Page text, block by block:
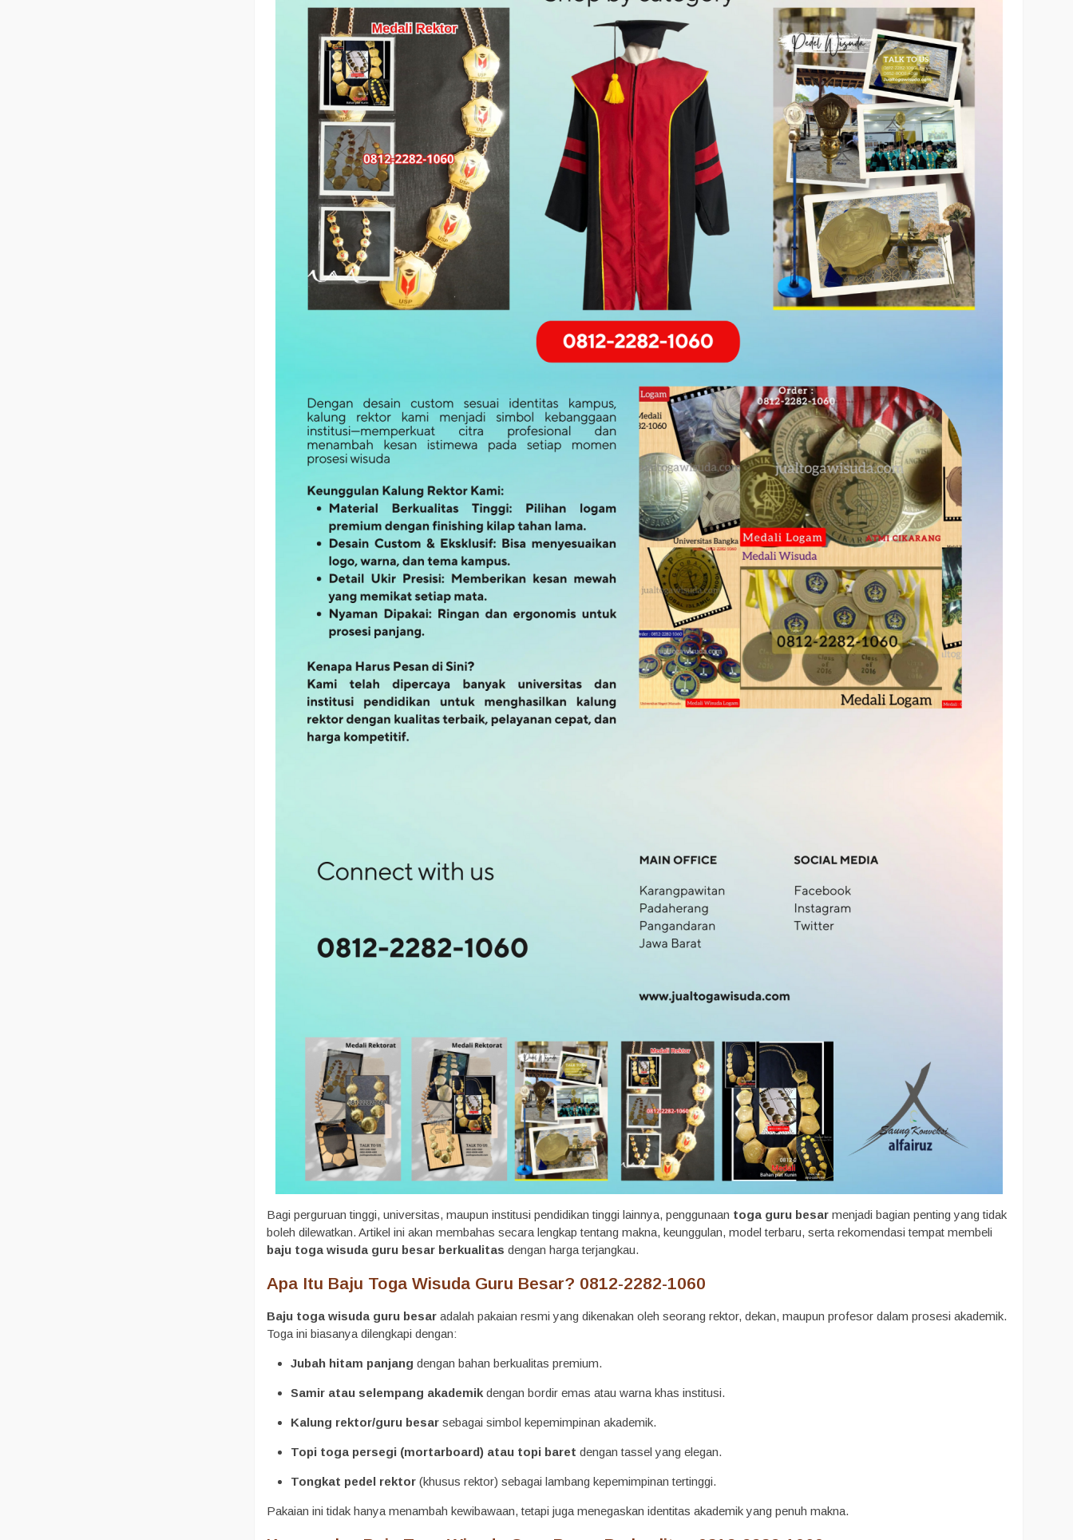
Bagi perguruan tinggi, universitas, maupun institusi pendidikan tinggi lainnya, penggunaan toga guru besar menjadi bagian penting yang tidak
boleh dilewatkan. Artikel ini akan membahas secara lengkap tentang makna, keunggulan, model terbaru, serta rekomendasi tempat membeli
baju toga wisuda guru besar berkualitas dengan harga terjangkau.
Apa Itu Baju Toga Wisuda Guru Besar? 0812-2282-1060
Baju toga wisuda guru besar adalah pakaian resmi yang dikenakan oleh seorang rektor, dekan, maupun profesor dalam prosesi akademik.
Toga ini biasanya dilengkapi dengan:
Jubah hitam panjang dengan bahan berkualitas premium.
Samir atau selempang akademik dengan bordir emas atau warna khas institusi.
Kalung rektor/guru besar sebagai simbol kepemimpinan akademik.
Topi toga persegi (mortarboard) atau topi baret dengan tassel yang elegan.
Tongkat pedel rektor (khusus rektor) sebagai lambang kepemimpinan tertinggi.
Pakaian ini tidak hanya menambah kewibawaan, tetapi juga menegaskan identitas akademik yang penuh makna.